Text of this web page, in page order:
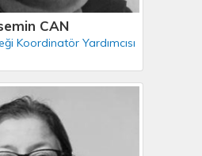
CAN
Koordinatör Yardımcısı